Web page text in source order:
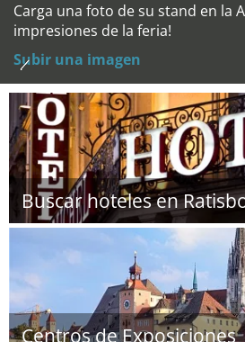
Carga una foto de su stand en la
impresiones de la feria!
Subir una imagen
Buscar hoteles en
Centros de Exposiciones